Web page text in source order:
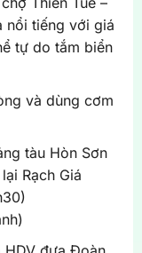
nổi tiếng với giá
tự do tắm biển
và dùng cơm
tàu Hòn Sơn
Rạch Giá